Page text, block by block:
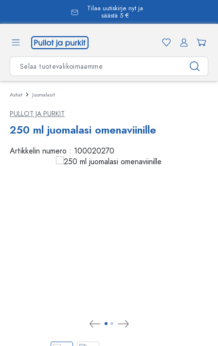
Tilaa uutiskirje nyt ja
säästä 5 €
Astiat Juomalasit
PULLOT JA PURKIT
250 ml juomalasi omenaviinille
Artikkelin numero : 100020270